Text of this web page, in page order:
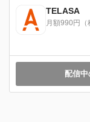
TELASA
月額990円（
配信中